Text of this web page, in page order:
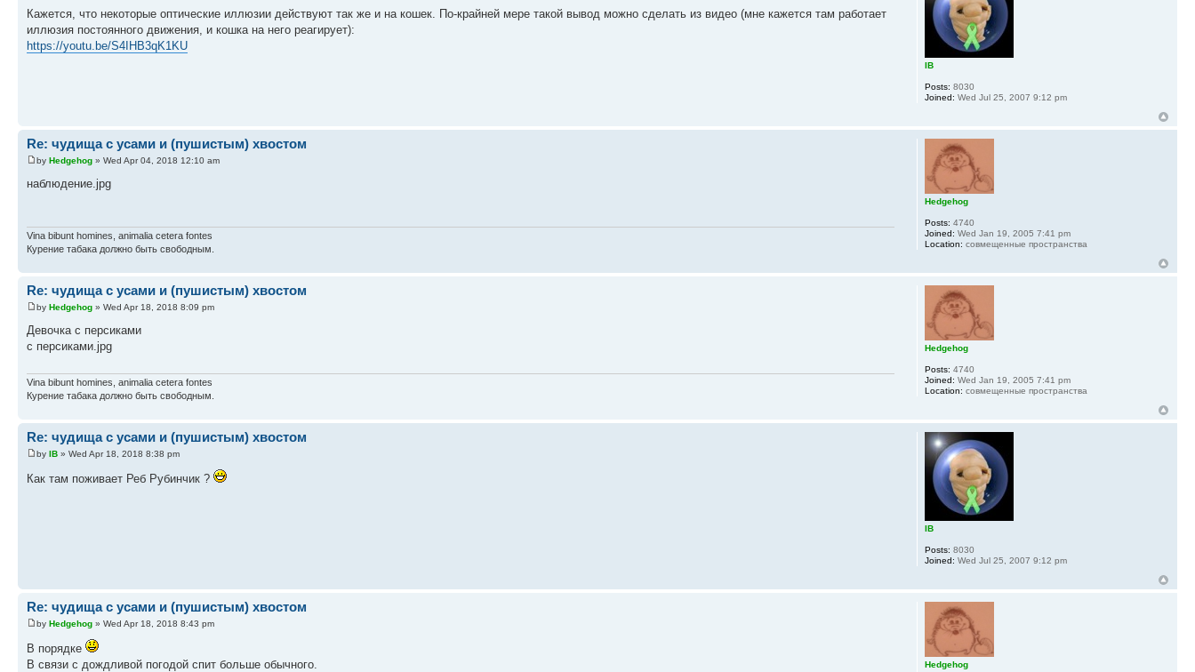
Кажется, что некоторые оптические иллюзии действуют так же и на кошек. По-крайней мере такой вывод можно сделать из видео (мне кажется там работает
иллюзия постоянного движения, и кошка на него реагирует):
https://youtu.be/S4IHB3qK1KU
IB
Posts: 8030
Joined: Wed Jul 25, 2007 9:12 pm
Re: чудища с усами и (пушистым) хвостом
by Hedgehog » Wed Apr 04, 2018 12:10 am
наблюдение.jpg
Vina bibunt homines, animalia cetera fontes
Курение табака должно быть свободным.
Hedgehog
Posts: 4740
Joined: Wed Jan 19, 2005 7:41 pm
Location: совмещенные пространства
Re: чудища с усами и (пушистым) хвостом
by Hedgehog » Wed Apr 18, 2018 8:09 pm
Девочка с персиками
с персиками.jpg
Vina bibunt homines, animalia cetera fontes
Курение табака должно быть свободным.
Hedgehog
Posts: 4740
Joined: Wed Jan 19, 2005 7:41 pm
Location: совмещенные пространства
Re: чудища с усами и (пушистым) хвостом
by IB » Wed Apr 18, 2018 8:38 pm
Как там поживает Реб Рубинчик ?
IB
Posts: 8030
Joined: Wed Jul 25, 2007 9:12 pm
Re: чудища с усами и (пушистым) хвостом
by Hedgehog » Wed Apr 18, 2018 8:43 pm
В порядке
В связи с дождливой погодой спит больше обычного.
Hedgehog